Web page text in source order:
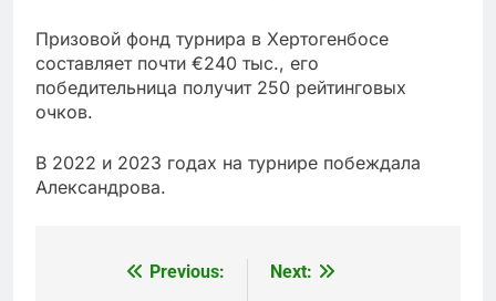
Призовой фонд турнира в Хертогенбосе
составляет почти €240 тыс., его
победительница получит 250 рейтинговых
очков.
В 2022 и 2023 годах на турнире побеждала
Александрова.
Previous:
Next: